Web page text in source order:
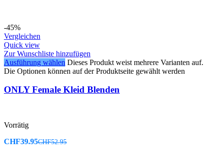
-45%
Vergleichen
Quick view
Zur Wunschliste hinzufügen
Ausführung wählen Dieses Produkt weist mehrere Varianten auf.
Die Optionen können auf der Produktseite gewählt werden
ONLY Female Kleid Blenden
Vorrätig
CHF39.95CHF52.95